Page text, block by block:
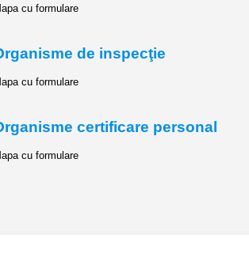
cu formulare
de inspecţie
cu formulare
certificare personal
cu formulare